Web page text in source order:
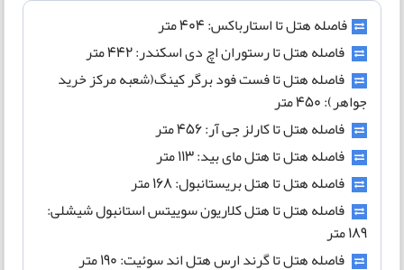
فاصله هتل تا استارباکس: 404 متر
فاصله هتل تا رستوران اچ دی اسکندر: 442 متر
فاصله هتل تا فست فود برگر کینگ(شعبه مرکز خرید
جواهر): 450 متر
فاصله هتل تا کارلز جی آر: 456 متر
فاصله هتل تا هتل مای بید: 113 متر
فاصله هتل تا هتل بریستانبول: 168 متر
فاصله هتل تا هتل کلاریون سوییتس استانبول شیشلی:
189 متر
فاصله هتل تا گرند ارس هتل اند سوئیت: 190 متر